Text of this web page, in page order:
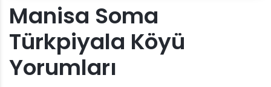
Manisa Soma
Türkpiyala Köyü
Yorumları